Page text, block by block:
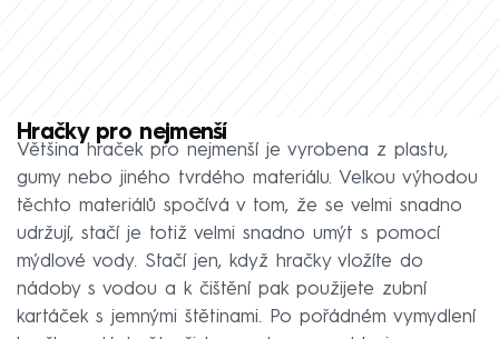
Hračky pro nejmenší
Většina hraček pro nejmenší je vyrobena z plastu,
gumy nebo jiného tvrdého materiálu. Velkou výhodou
těchto materiálů spočívá v tom, že se velmi snadno
udržují, stačí je totiž velmi snadno umýt s pomocí
mýdlové vody. Stačí jen, když hračky vložíte do
nádoby s vodou a k čištění pak použijete zubní
kartáček s jemnými štětinami. Po pořádném vymydlení